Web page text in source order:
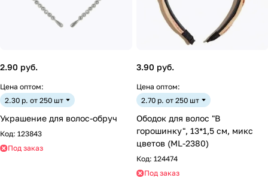
2.90 руб.
Цена оптом:
2.30 р. от 250 шт
Украшение для волос-обруч
Код: 123843
Под заказ
3.90 руб.
Цена оптом:
2.70 р. от 250 шт
Ободок для волос "В
горошинку", 13*1,5 см, микс
цветов (ML-2380)
Код: 124474
Под заказ